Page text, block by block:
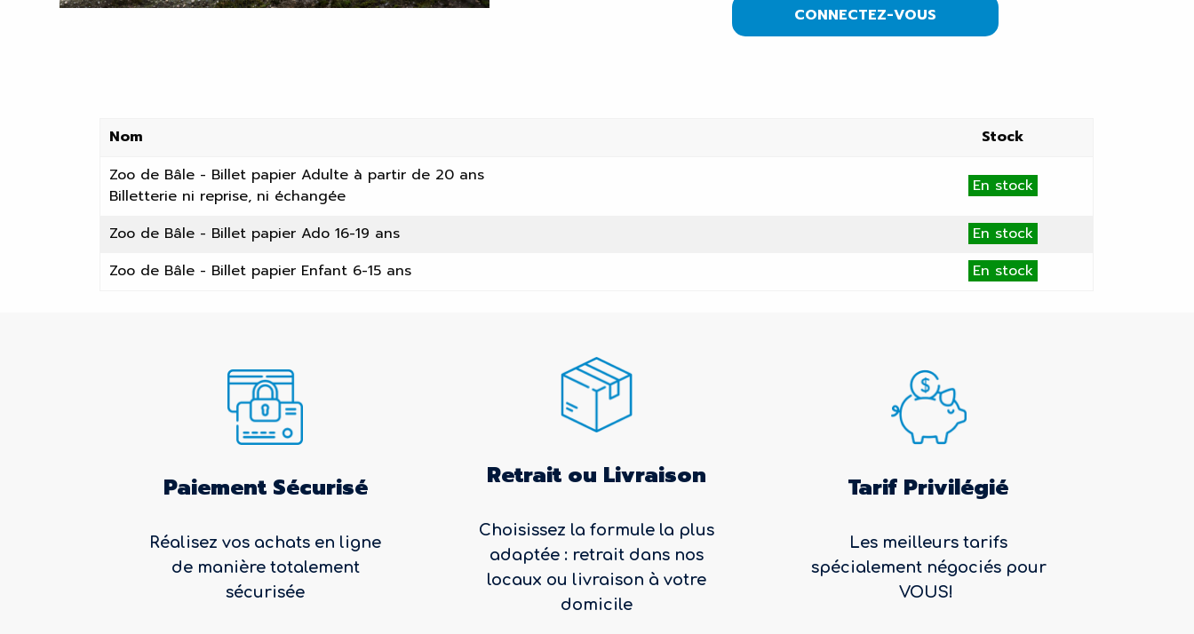
CONNECTEZ-VOUS
Nom
Stock
Zoo de Bâle - Billet papier Adulte à partir de 20 ans
Billetterie ni reprise, ni échangée
En stock
Zoo de Bâle - Billet papier Ado 16-19 ans
En stock
Zoo de Bâle - Billet papier Enfant 6-15 ans
En stock
Paiement Sécurisé
Réalisez vos achats en ligne
de manière totalement
sécurisée
Retrait ou Livraison
Choisissez la formule la plus
adaptée : retrait dans nos
locaux ou livraison à votre
domicile
Tarif Privilégié
Les meilleurs tarifs
spécialement négociés pour
VOUS!